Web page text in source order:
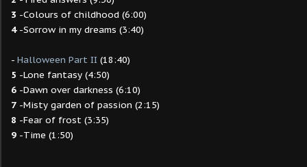
3 -Colours of childhood (6:00)
4-Sorrow in my dreams (3:40)
- Halloween Part II (18:40)
5 -Lone fantasy (4:50)
6 -Dawn over darkness (6:10)
7 -Misty garden of passion (2:15)
8 -Fear of frost (3:35)
9 -Time (1:50)